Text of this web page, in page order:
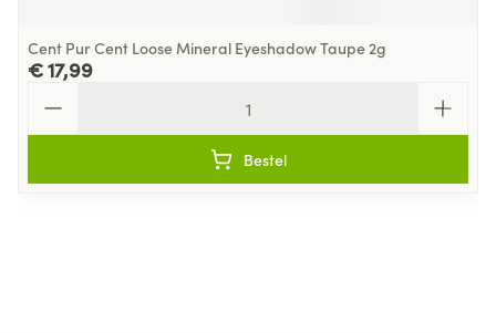
Cent Pur Cent Loose Mineral Eyeshadow Taupe 2g
€ 17,99
Bestel